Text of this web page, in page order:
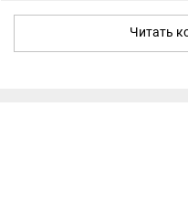
Читать